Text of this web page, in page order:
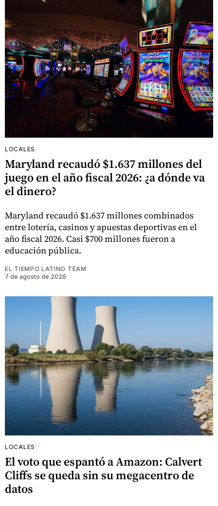
LOCALES
Maryland recaudó $1.637 millones del
juego en el año fiscal 2026: ¿a dónde va
el dinero?
Maryland recaudó $1.637 millones combinados
entre lotería, casinos y apuestas deportivas en el
año fiscal 2026. Casi $700 millones fueron a
educación pública.
EL TIEMPO LATINO TEAM
7 de agosto de 2026
LOCALES
El voto que espantó a Amazon: Calvert
Cliffs se queda sin su megacentro de
datos